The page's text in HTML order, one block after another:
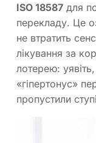
ISO 18587 для
перекладу. Це
не втратить
лікування за
лотерею:
«гіпертонус»
пропустили